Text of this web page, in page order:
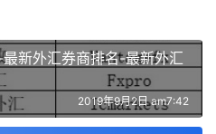
新外汇券商排名-最新外汇
2019年9月2日 am7:42